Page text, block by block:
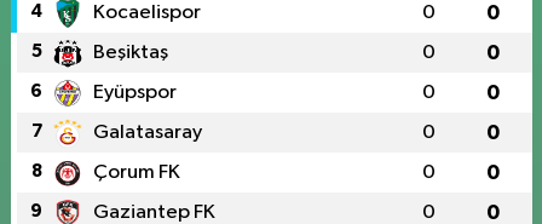
4 Kocaelispor 0 0
5 Beşiktaş 0 0
6 Eyüpspor 0 0
7 Galatasaray 0 0
8 Çorum FK 0 0
9 Gaziantep FK 0 0